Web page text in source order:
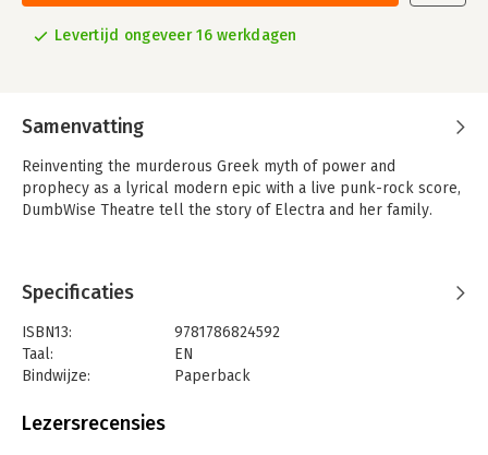
Levertijd ongeveer 16 werkdagen
Samenvatting
Reinventing the murderous Greek myth of power and
prophecy as a lyrical modern epic with a live punk-rock score,
DumbWise Theatre tell the story of Electra and her family.
Specificaties
ISBN13:
9781786824592
Taal:
EN
Bindwijze:
Paperback
Uitgever:
Lezersrecensies